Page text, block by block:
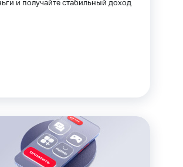
Оплата
и получайте стабильный доход